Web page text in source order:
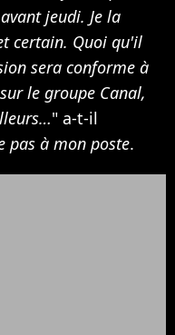
jeudi. Je la
certain. Quoi qu'il
sera conforme à
le groupe Canal,
" a-t-il
pas à mon poste.